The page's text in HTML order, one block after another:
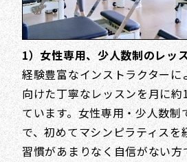
1）女性専用、少人数制のレッ
経験豊富なインストラクター
向けた丁寧なレッスンを月に
ています。女性専用・少人数
で、初めてマシンピラティス
習慣があまりなく自信がない